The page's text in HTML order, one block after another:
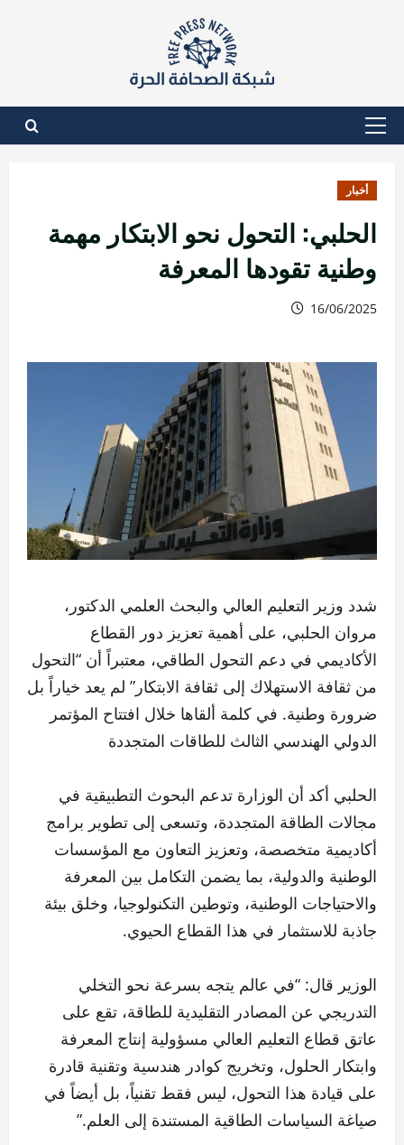
القائمة
أخبار
الحلبي: التحول نحو الابتكار مهمة
وطنية تقودها المعرفة
16/06/2025
شدد وزير التعليم العالي والبحث العلمي الدكتور،
مروان الحلبي، على أهمية تعزيز دور القطاع
الأكاديمي في دعم التحول الطاقي، معتبراً أن “التحول
من ثقافة الاستهلاك إلى ثقافة الابتكار” لم يعد خياراً بل
ضرورة وطنية. في كلمة ألقاها خلال افتتاح المؤتمر
الدولي الهندسي الثالث للطاقات المتجددة
الحلبي أكد أن الوزارة تدعم البحوث التطبيقية في
مجالات الطاقة المتجددة، وتسعى إلى تطوير برامج
أكاديمية متخصصة، وتعزيز التعاون مع المؤسسات
الوطنية والدولية، بما يضمن التكامل بين المعرفة
والاحتياجات الوطنية، وتوطين التكنولوجيا، وخلق بيئة
جاذبة للاستثمار في هذا القطاع الحيوي.
الوزير قال: “في عالم يتجه بسرعة نحو التخلي
التدريجي عن المصادر التقليدية للطاقة، تقع على
عاتق قطاع التعليم العالي مسؤولية إنتاج المعرفة
وابتكار الحلول، وتخريج كوادر هندسية وتقنية قادرة
على قيادة هذا التحول، ليس فقط تقنياً، بل أيضاً في
صياغة السياسات الطاقية المستندة إلى العلم.”